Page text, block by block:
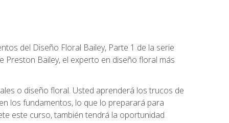
del Diseño Floral Bailey, Parte 1 de la serie
Bailey, el experto en diseño floral más
o diseño floral. Usted aprenderá los trucos de
los fundamentos, lo que lo preparará para
este curso, también tendrá la oportunidad